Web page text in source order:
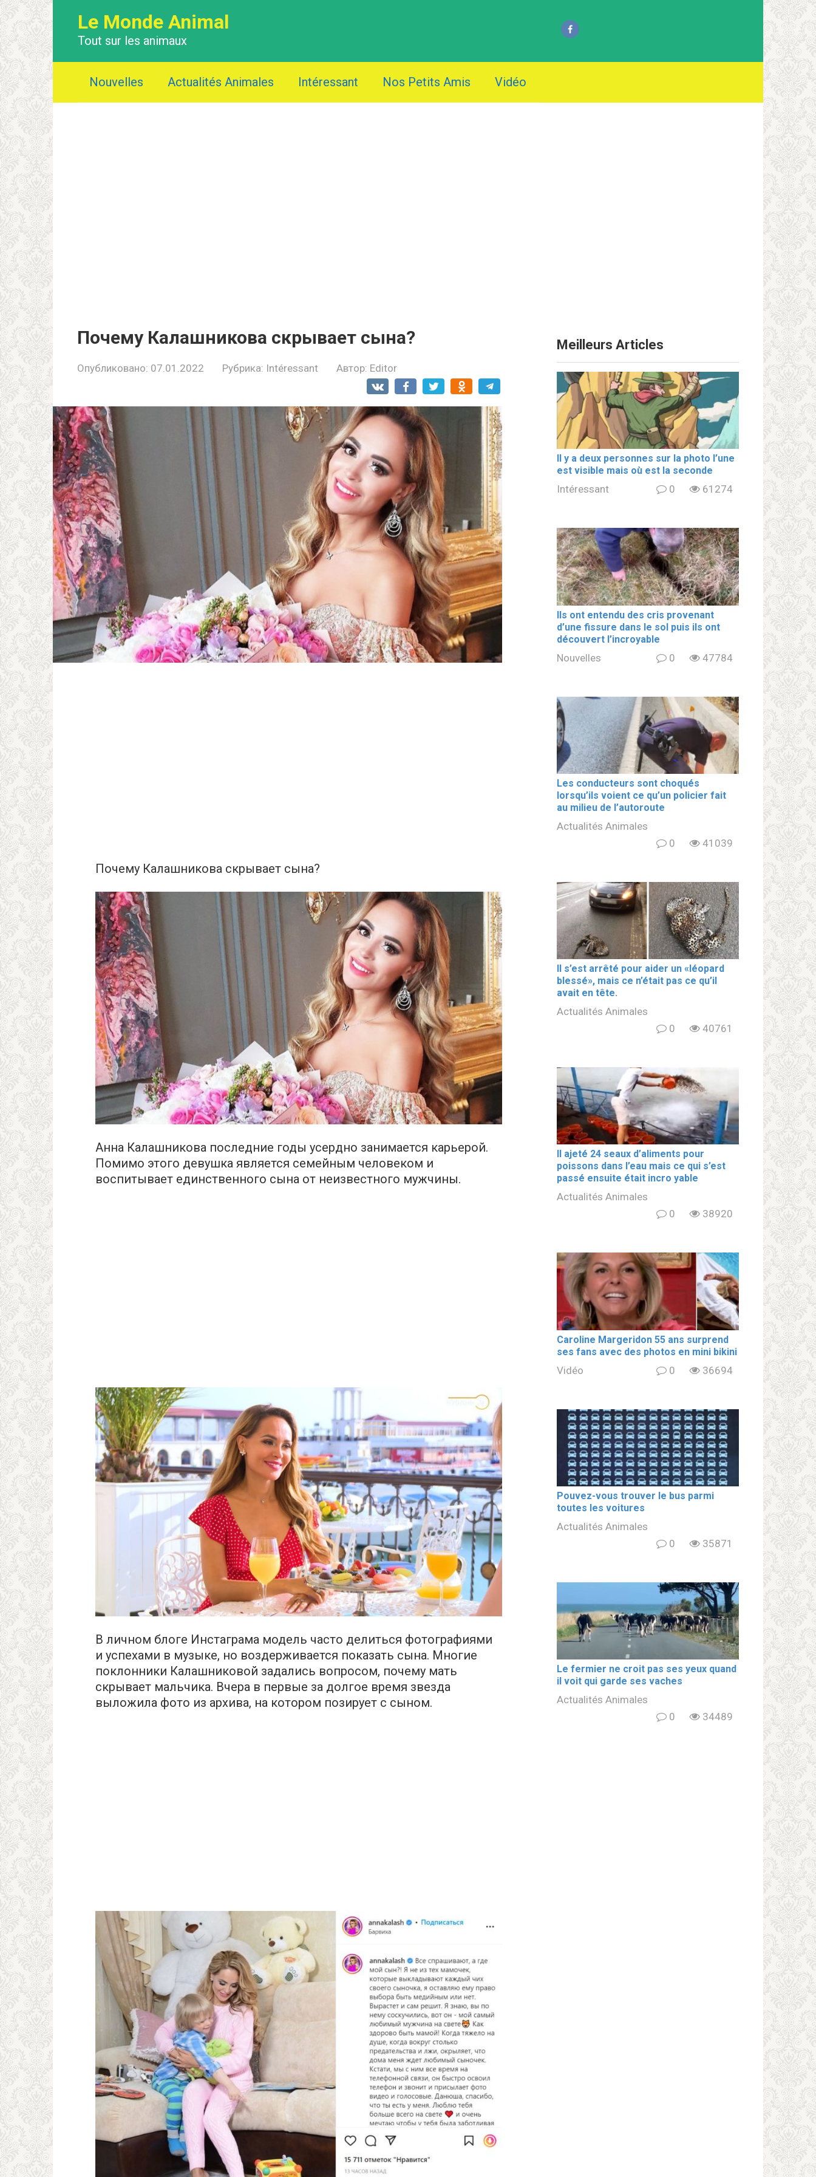
Le Monde Animal
Tout sur les animaux
Nouvelles Actualités Animales Intéressant Nos Petits Amis Vidéo
Почему Калашникова скрывает сына?
Опубликовано: 07.01.2022 Рубрика: Intéressant Автор: Editor
Почему Калашникова скрывает сына?
Анна Калашникова последние годы усердно занимается карьерой.
Помимо этого девушка является семейным человеком и
воспитывает единственного сына от неизвестного мужчины.
В личном блоге Инстаграма модель часто делиться фотографиями
и успехами в музыке, но воздерживается показать сына. Многие
поклонники Калашниковой задались вопросом, почему мать
скрывает мальчика. Вчера в первые за долгое время звезда
выложила фото из архива, на котором позирует с сыном.
Meilleurs Articles
Il y a deux personnes sur la photo l’une
est visible mais où est la seconde
Intéressant 0 61274
Ils ont entendu des cris provenant
d’une fissure dans le sol puis ils ont
découvert l’incroyable
Nouvelles 0 47784
Les conducteurs sont choqués
lorsqu’ils voient ce qu’un policier fait
au milieu de l’autoroute
Actualités Animales
0
41039
Il s’est arrêté pour aider un «léopard
blеssé», mais ce n’était pas ce qu’il
avait en tête.
Actualités Animales
0
40761
Il ajeté 24 seaux d’aliments pour
poissons dans l’eau mais ce qui s’est
passé ensuite était incro yable
Actualités Animales
0
38920
Caroline Margeridon 55 ans surprend
ses fans avec des photos en mini bikini
Vidéo 0 36694
Pouvez-vous trouver le bus parmi
toutes les voitures
Actualités Animales
0
35871
Le fermier ne croit pas ses yeux quand
il voit qui garde ses vaches
Actualités Animales
0
34489